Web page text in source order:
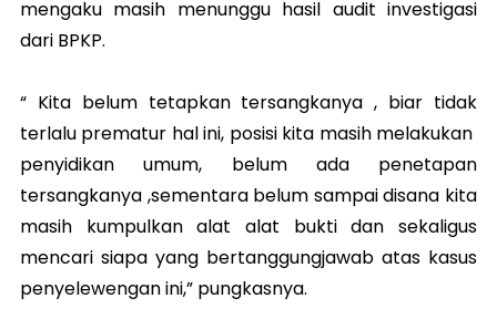
mengaku masih menunggu hasil audit investigasi
dari BPKP.
“ Kita belum tetapkan tersangkanya , biar tidak
terlalu prematur hal ini, posisi kita masih melakukan
penyidikan umum, belum ada penetapan
tersangkanya ,sementara belum sampai disana kita
masih kumpulkan alat alat bukti dan sekaligus
mencari siapa yang bertanggungjawab atas kasus
penyelewengan ini,” pungkasnya.